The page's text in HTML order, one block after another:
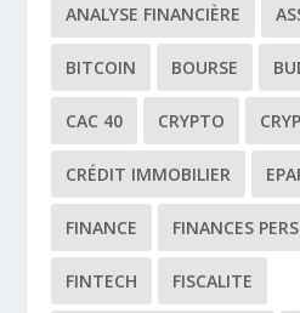
ANALYSE FINANCIÈRE
BITCOIN BOURSE
CAC 40 CRYPTO
CRÉDIT IMMOBILIER
FINANCE FINANCES
FINTECH FISCALITE